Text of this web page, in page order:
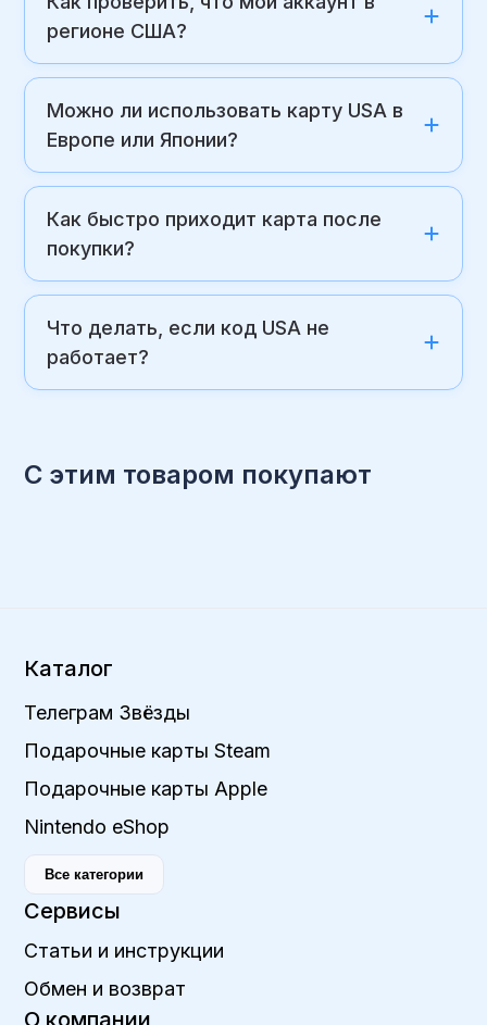
регионе США?
Можно ли использовать карту USA в
Европе или Японии?
Как быстро приходит карта после
покупки?
Что делать, если код USA не
работает?
С этим товаром покупают
Каталог
Телеграм Звёзды
Подарочные карты Steam
Подарочные карты Apple
Nintendo eShop
Все категории
Сервисы
Статьи и инструкции
Обмен и возврат
О компании